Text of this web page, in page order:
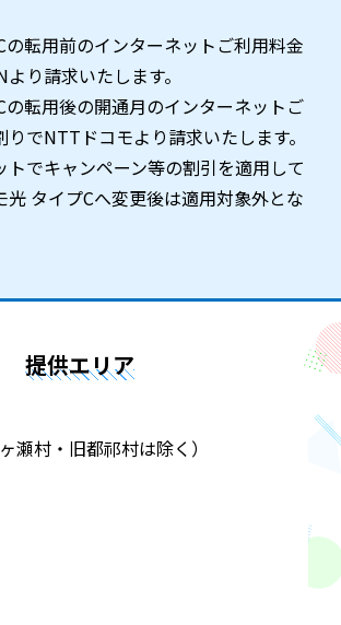
転用前のインターネットご利用料金
り請求いたします。
転用後の開通月のインターネットご
でNTTドコモより請求いたします。
でキャンペーン等の割引を適用して
光 タイプCへ変更後は適用対象外とな
提供エリア
瀬村・旧都祁村は除く）